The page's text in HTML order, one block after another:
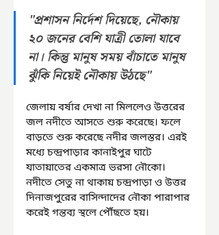
"প্রশাসন নির্দেশ দিয়েছে, নৌকায়
২০ জনের বেশি যাত্রী তোলা যাবে
না। কিন্তু মানুষ সময় বাঁচাতে মানুষ
ঝুঁকি নিয়েই নৌকায় উঠছে"
জেলায় বর্ষার দেখা না মিললেও উত্তরের
জল নদীতে আসতে শুরু করেছে। ফলে
বাড়তে শুরু করেছে নদীর জলস্তর। এরই
মধ্যে চন্দ্রপাড়ার কানাইপুর ঘাটে
যাতায়াতের একমাত্র ভরসা নৌকো।
নদীতে সেতু না থাকায় চন্দ্রপাড়া ও উত্তর
দিনাজপুরের বাসিন্দাদের নৌকা পারাপার
করেই গন্তব্য স্থলে পৌঁছতে হয়।